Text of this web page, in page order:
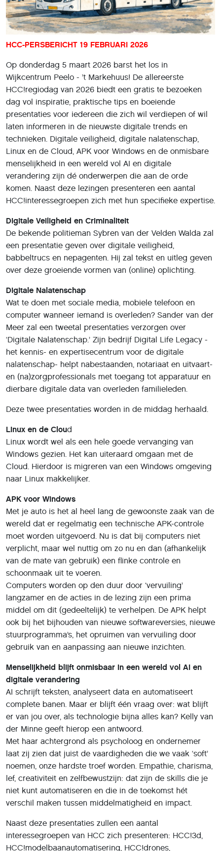
HCC-PERSBERICHT 19 FEBRUARI 2026
Op donderdag 5 maart 2026 barst het los in
Wijkcentrum Peelo - ’t Markehuus! De allereerste
HCC!regiodag van 2026 biedt een gratis te bezoeken
dag vol inspiratie, praktische tips en boeiende
presentaties voor iedereen die zich wil verdiepen of wil
laten informeren in de nieuwste digitale trends en
technieken. Digitale veiligheid, digitale nalatenschap,
Linux en de Cloud, APK voor Windows en de onmisbare
menselijkheid in een wereld vol AI en digitale
verandering zijn dé onderwerpen die aan de orde
komen. Naast deze lezingen presenteren een aantal
HCC!interessegroepen zich met hun specifieke expertise.
Digitale Veiligheid en Criminaliteit
De bekende politieman Sybren van der Velden Walda zal
een presentatie geven over digitale veiligheid,
babbeltrucs en nepagenten. Hij zal tekst en uitleg geven
over deze groeiende vormen van (online) oplichting.
Digitale Nalatenschap
Wat te doen met sociale media, mobiele telefoon en
computer wanneer iemand is overleden? Sander van der
Meer zal een tweetal presentaties verzorgen over
‘Digitale Nalatenschap.’ Zijn bedrijf Digital Life Legacy -
het kennis- en expertisecentrum voor de digitale
nalatenschap- helpt nabestaanden, notariaat en uitvaart-
en (na)zorgprofessionals met toegang tot apparatuur en
dierbare digitale data van overleden familieleden.
Deze twee presentaties worden in de middag herhaald.
Linux en de Cloud
Linux wordt wel als een hele goede vervanging van
Windows gezien. Het kan uiteraard omgaan met de
Cloud. Hierdoor is migreren van een Windows omgeving
naar Linux makkelijker.
APK voor Windows
Met je auto is het al heel lang de gewoonste zaak van de
wereld dat er regelmatig een technische APK-controle
moet worden uitgevoerd. Nu is dat bij computers niet
verplicht, maar wel nuttig om zo nu en dan (afhankelijk
van de mate van gebruik) een flinke controle en
schoonmaak uit te voeren.
Computers worden op den duur door ‘vervuiling’
langzamer en de acties in de lezing zijn een prima
middel om dit (gedeeltelijk) te verhelpen. De APK helpt
ook bij het bijhouden van nieuwe softwareversies, nieuwe
stuurprogramma’s, het opruimen van vervuiling door
gebruik van en aanpassing aan nieuwe inzichten.
Menselijkheid blijft onmisbaar in een wereld vol AI en
digitale verandering
AI schrijft teksten, analyseert data en automatiseert
complete banen. Maar er blijft één vraag over: wat blijft
er van jou over, als technologie bijna alles kan? Kelly van
der Minne geeft hierop een antwoord.
Met haar achtergrond als psycholoog en ondernemer
laat zij zien dat juist de vaardigheden die we vaak ‘soft’
noemen, onze hardste troef worden. Empathie, charisma,
lef, creativiteit en zelfbewustzijn: dat zijn de skills die je
niet kunt automatiseren en die in de toekomst hét
verschil maken tussen middelmatigheid en impact.
Naast deze presentaties zullen een aantal
interessegroepen van HCC zich presenteren: HCC!3d,
HCC!modelbaanautomatisering, HCC!drones,